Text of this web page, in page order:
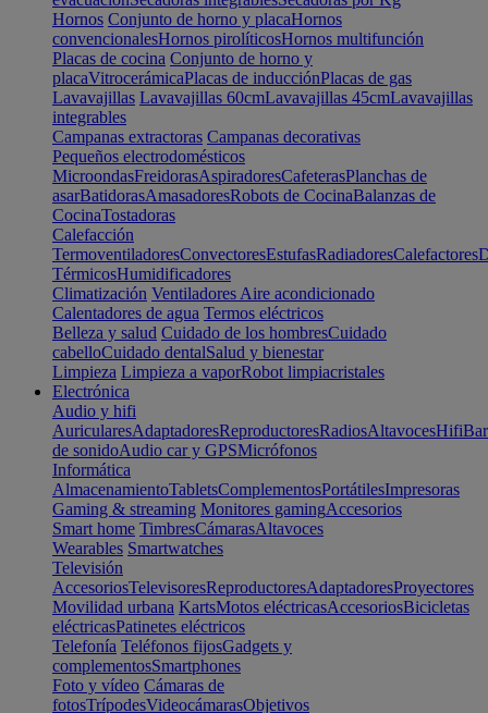
Hornos Conjunto de horno y placaHornos
convencionalesHornos pirolíticosHornos multifunción
Placas de cocina Conjunto de horno y
placaVitrocerámicaPlacas de inducciónPlacas de gas
Lavavajillas Lavavajillas 60cmLavavajillas 45cmLavavajillas
integrables
Campanas extractoras Campanas decorativas
Pequeños electrodomésticos
MicroondasFreidorasAspiradoresCafeterasPlanchas de
asarBatidorasAmasadoresRobots de CocinaBalanzas de
CocinaTostadoras
Calefacción
TermoventiladoresConvectoresEstufasRadiadoresCalefactores
TérmicosHumidificadores
Climatización Ventiladores Aire acondicionado
Calentadores de agua Termos eléctricos
Belleza y salud Cuidado de los hombresCuidado
cabelloCuidado dentalSalud y bienestar
Limpieza Limpieza a vaporRobot limpiacristales
Electrónica
Audio y hifi
AuricularesAdaptadoresReproductoresRadiosAltavocesHifi
de sonidoAudio car y GPSMicrófonos
Informática
AlmacenamientoTabletsComplementosPortátilesImpresoras
Gaming & streaming Monitores gamingAccesorios
Smart home TimbresCámarasAltavoces
Wearables Smartwatches
Televisión
AccesoriosTelevisoresReproductoresAdaptadoresProyectores
Movilidad urbana KartsMotos eléctricasAccesoriosBicicletas
eléctricasPatinetes eléctricos
Telefonía Teléfonos fijosGadgets y
complementosSmartphones
Foto y vídeo Cámaras de
fotosTrípodesVideocámarasObjetivos